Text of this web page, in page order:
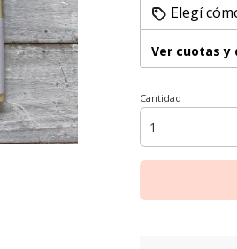
Elegí
Ver cuotas y
Cantidad